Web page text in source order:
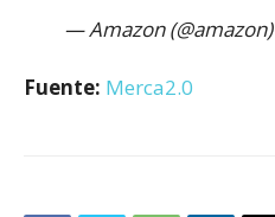
— Amazon (@amazon)
Fuente: Merca2.0